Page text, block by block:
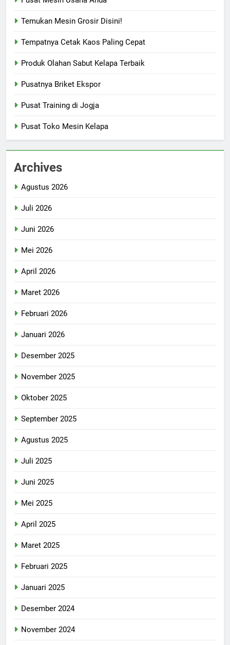
Temukan Mesin Grosir Disini!
Tempatnya Cetak Kaos Paling Cepat
Produk Olahan Sabut Kelapa Terbaik
Pusatnya Briket Ekspor
Pusat Training di Jogja
Pusat Toko Mesin Kelapa
Archives
Agustus 2026
Juli 2026
Juni 2026
Mei 2026
April 2026
Maret 2026
Februari 2026
Januari 2026
Desember 2025
November 2025
Oktober 2025
September 2025
Agustus 2025
Juli 2025
Juni 2025
Mei 2025
April 2025
Maret 2025
Februari 2025
Januari 2025
Desember 2024
November 2024